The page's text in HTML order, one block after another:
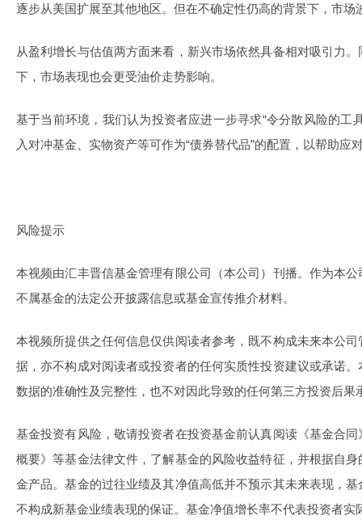
逐步从美国扩展至其他地区。但在不确定性仍高的背景下，市场
从盈利增长与估值两方面来看，新兴市场依然具备相对吸引力
下，市场表现也会更受油价走势影响。
基于当前环境，我们认为投资者应进一步寻求“令分散风险的工
入对冲基金、实物资产等可作为“债券替代品”的配置，以帮助应
风险提示
本视频由汇丰晋信基金管理有限公司（本公司）刊播。作为本
不属基金的法定公开披露信息或基金宣传推介材料。
本视频所提供之任何信息仅供阅读者参考，既不构成未来本公
据，亦不构成对阅读者或投资者的任何实质性投资建议或承诺
数据的准确性及完整性，也不对因此导致的任何第三方投资后果
基金投资有风险，敬请投资者在投资基金前认真阅读《基金合
概要》等基金法律文件，了解基金的风险收益特征，并根据自
金产品。基金的过往业绩及其净值高低并不预示其未来表现，
不构成新基金业绩表现的保证。基金净值增长率不代表投资者实